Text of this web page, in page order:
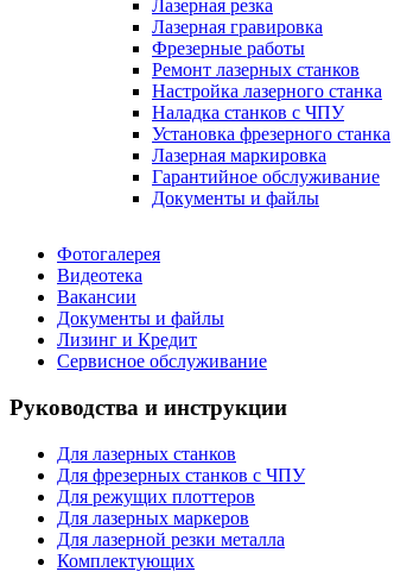
Лазерная резка
Лазерная гравировка
Фрезерные работы
Ремонт лазерных станков
Настройка лазерного станка
Наладка станков с ЧПУ
Установка фрезерного станка
Лазерная маркировка
Гарантийное обслуживание
Документы и файлы
Фотогалерея
Видеотека
Вакансии
Документы и файлы
Лизинг и Кредит
Сервисное обслуживание
Руководства и инструкции
Для лазерных станков
Для фрезерных станков с ЧПУ
Для режущих плоттеров
Для лазерных маркеров
Для лазерной резки металла
Комплектующих